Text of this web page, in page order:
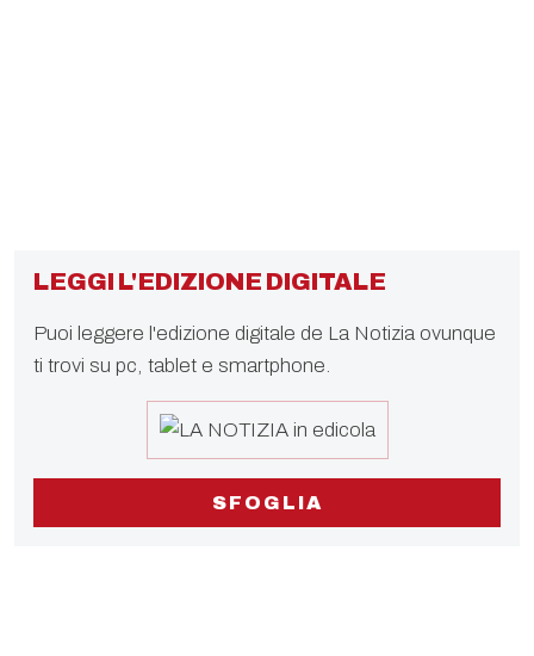
LEGGI L'EDIZIONE DIGITALE
Puoi leggere l'edizione digitale de La Notizia ovunque
ti trovi su pc, tablet e smartphone.
SFOGLIA